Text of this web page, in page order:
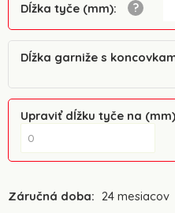
Dĺžka tyče (mm):
Dĺžka garniže s
Upraviť dĺžku tyče na (mm)
Záručná doba: 24 mesiacov